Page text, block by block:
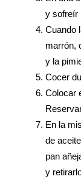
y sofreír
Cuando
marrón,
y la
Cocer
Colocar
En la
de
pan
y